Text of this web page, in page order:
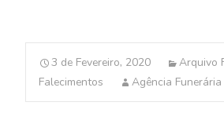
3 de Fevereiro, 2020 Arquivo
Falecimentos
Agência